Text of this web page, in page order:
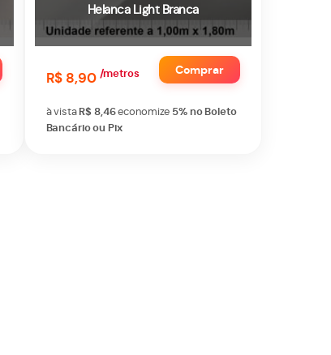
Helanca Light Branca
R$ 8,90 /metros Comprar
à vistaR$ 8,46economize 5%no Boleto
Bancário ou Pix